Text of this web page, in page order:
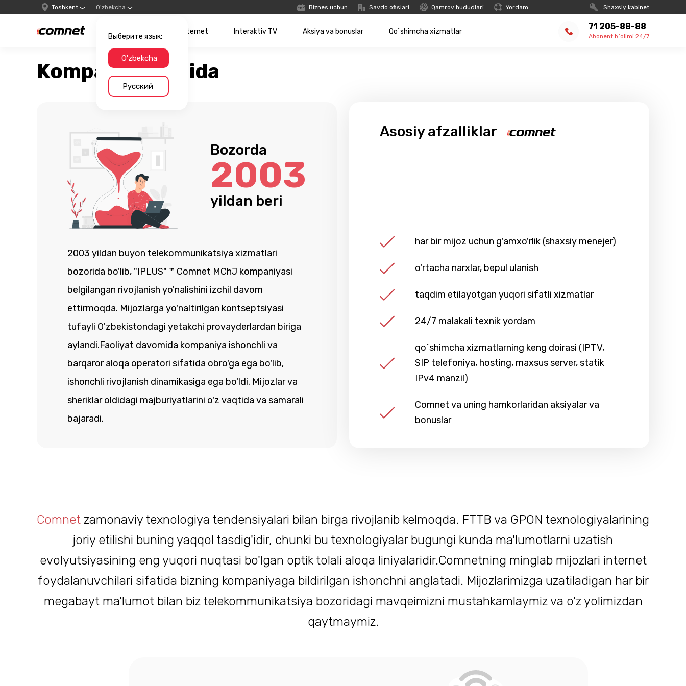
Toshkent O'zbekcha
Выберите язык:
O'zbekcha
Русский
Biznes uchun Savdo ofislari Qamrov hududlari Yordam Shaxsiy kabinet
Internet Interaktiv TV Aksiya va bonuslar Qo`shimcha xizmatlar 71 205-88-88
Abonent b`olimi 24/7
Kompaniya haqida
Bozorda
2003
yildan beri
2003 yildan buyon telekommunikatsiya xizmatlari
bozorida bo'lib, "IPLUS" ™ Comnet MChJ kompaniyasi
belgilangan rivojlanish yo'nalishini izchil davom
ettirmoqda. Mijozlarga yo'naltirilgan kontseptsiyasi
tufayli O'zbekistondagi yetakchi provayderlardan biriga
aylandi.Faoliyat davomida kompaniya ishonchli va
barqaror aloqa operatori sifatida obro'ga ega bo'lib,
ishonchli rivojlanish dinamikasiga ega bo'ldi. Mijozlar va
sheriklar oldidagi majburiyatlarini o'z vaqtida va samarali
bajaradi.
Asosiy afzalliklar
har bir mijoz uchun g'amxo'rlik (shaxsiy menejer)
o'rtacha narxlar, bepul ulanish
taqdim etilayotgan yuqori sifatli xizmatlar
24/7 malakali texnik yordam
qo`shimcha xizmatlarning keng doirasi (IPTV,
SIP telefoniya, hosting, maxsus server, statik
IPv4 manzil)
Comnet va uning hamkorlaridan aksiyalar va
bonuslar
Comnet zamonaviy texnologiya tendensiyalari bilan birga rivojlanib kelmoqda. FTTB va GPON texnologiyalarining
joriy etilishi buning yaqqol tasdig'idir, chunki bu texnologiyalar bugungi kunda ma'lumotlarni uzatish
evolyutsiyasining eng yuqori nuqtasi bo'lgan optik tolali aloqa liniyalaridir.Comnetning minglab mijozlari internet
foydalanuvchilari sifatida bizning kompaniyaga bildirilgan ishonchni anglatadi. Mijozlarimizga uzatiladigan har bir
megabayt ma'lumot bilan biz telekommunikatsiya bozoridagi mavqeimizni mustahkamlaymiz va o'z yolimizdan
qaytmaymiz.